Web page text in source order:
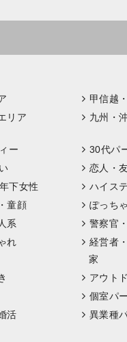
甲信越
リア 九州・
ー
30代パ
恋人・
下女性
ハイス
童顔
ぽっち
系
警察官
れ
経営者
家
アウト
個室パ
活
異業種